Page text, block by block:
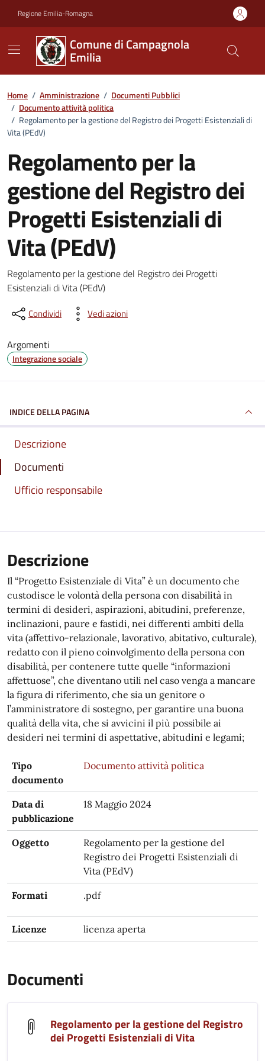
Regione Emilia-Romagna
Comune di Campagnola
Emilia
Home / Amministrazione / Documenti Pubblici
/ Documento attività politica
/ Regolamento per la gestione del Registro dei Progetti Esistenziali di
Vita (PEdV)
Regolamento per la
gestione del Registro dei
Progetti Esistenziali di
Vita (PEdV)
Dettagli del documento
Regolamento per la gestione del Registro dei Progetti
Esistenziali di Vita (PEdV)
Condividi Vedi azioni
Argomenti
Integrazione sociale
INDICE DELLA PAGINA
Descrizione
Documenti
Ufficio responsabile
Descrizione
Il “Progetto Esistenziale di Vita” è un documento che
custodisce le volontà della persona con disabilità in
termini di desideri, aspirazioni, abitudini, preferenze,
inclinazioni, paure e fastidi, nei differenti ambiti della
vita (affettivo-relazionale, lavorativo, abitativo, culturale),
redatto con il pieno coinvolgimento della persona con
disabilità, per contenere tutte quelle “informazioni
affettuose”, che diventano utili nel caso venga a mancare
la figura di riferimento, che sia un genitore o
l’amministratore di sostegno, per garantire una buona
qualità della vita, che si avvicini il più possibile ai
desideri nei termini di aspettative, abitudini e legami;
Tipo
documento
Documento attività politica
Data di
pubblicazione
18 Maggio 2024
Oggetto
Regolamento per la gestione del
Registro dei Progetti Esistenziali di
Vita (PEdV)
Formati .pdf
Licenze licenza aperta
Documenti
Regolamento per la gestione del Registro
dei Progetti Esistenziali di Vita